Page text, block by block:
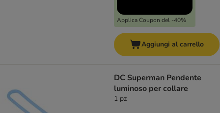
Applica Coupon del -40%
Aggiungi al carrello
DC Superman Pendente
luminoso per collare
1 pz